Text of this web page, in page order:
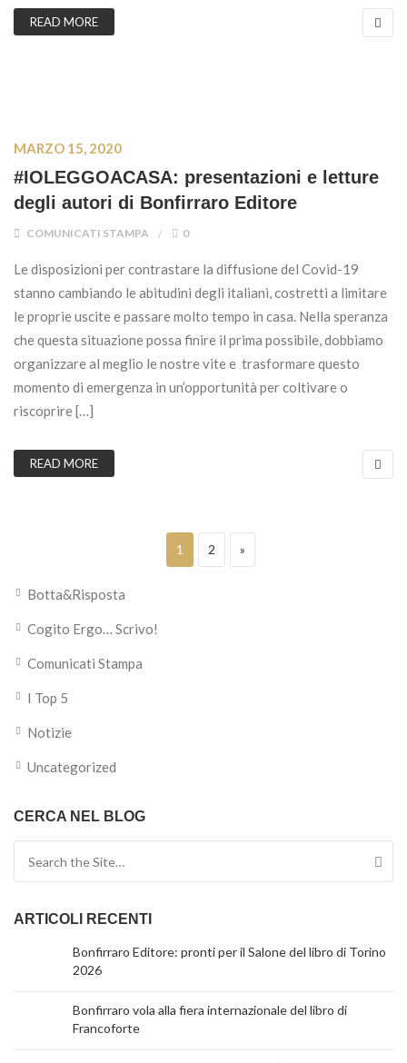
READ MORE
MARZO 15, 2020
#IOLEGGOACASA: presentazioni e letture
degli autori di Bonfirraro Editore
COMUNICATI STAMPA 0
Le disposizioni per contrastare la diffusione del Covid-19
stanno cambiando le abitudini degli italiani, costretti a limitare
le proprie uscite e passare molto tempo in casa. Nella speranza
che questa situazione possa finire il prima possibile, dobbiamo
organizzare al meglio le nostre vite e trasformare questo
momento di emergenza in un’opportunità per coltivare o
riscoprire […]
READ MORE
Paginazione degli articoli
Page
1 Page
2 Next page
»
Botta&Risposta
Cogito Ergo… Scrivo!
Comunicati Stampa
I Top 5
Notizie
Uncategorized
CERCA NEL BLOG
ARTICOLI RECENTI
Bonfirraro Editore: pronti per il Salone del libro di Torino
2026
Bonfirraro vola alla fiera internazionale del libro di
Francoforte